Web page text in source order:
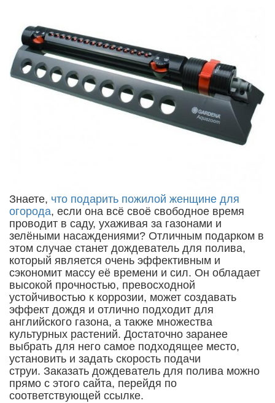
Знаете, что подарить пожилой женщине для
огорода, если она всё своё свободное время
проводит в саду, ухаживая за газонами и
зелёными насаждениями? Отличным подарком в
этом случае станет дождеватель для полива,
который является очень эффективным и
сэкономит массу её времени и сил. Он обладает
высокой прочностью, превосходной
устойчивостью к коррозии, может создавать
эффект дождя и отлично подходит для
английского газона, а также множества
культурных растений. Достаточно заранее
выбрать для него самое подходящее место,
установить и задать скорость подачи
струи. Заказать дождеватель для полива можно
прямо с этого сайта, перейдя по
соответствующей ссылке.